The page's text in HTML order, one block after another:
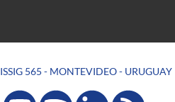
565 - MONTEVIDEO - URUGUAY